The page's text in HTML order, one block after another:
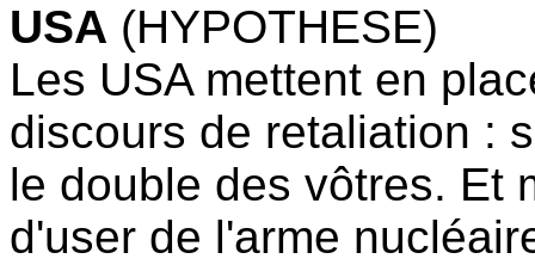
USA (HYPOTHESE)
Les USA mettent en
discours de retaliation :
le double des vôtres. Et
d'user de l'arme